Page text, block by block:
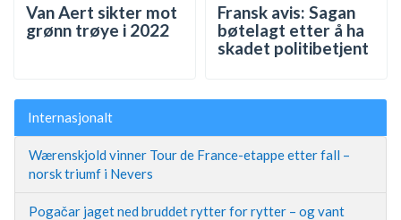
Van Aert sikter mot
grønn trøye i 2022
Fransk avis: Sagan
bøtelagt etter å ha
skadet politibetjent
Internasjonalt
Wærenskjold vinner Tour de France-etappe etter fall –
norsk triumf i Nevers
Pogačar jaget ned bruddet rytter for rytter – og vant